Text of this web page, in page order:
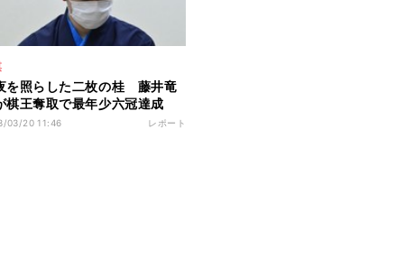
を照らした二枚の桂 藤井竜
棋王奪取で最年少六冠達成
期棋王戦コナミグループ杯五
03/20 11:46 レポート